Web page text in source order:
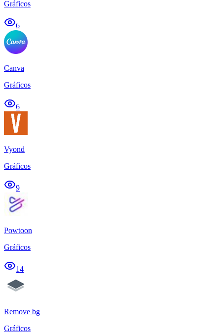
Gráficos
6
Canva
Gráficos
6
Vyond
Gráficos
9
Powtoon
Gráficos
14
Remove bg
Gráficos